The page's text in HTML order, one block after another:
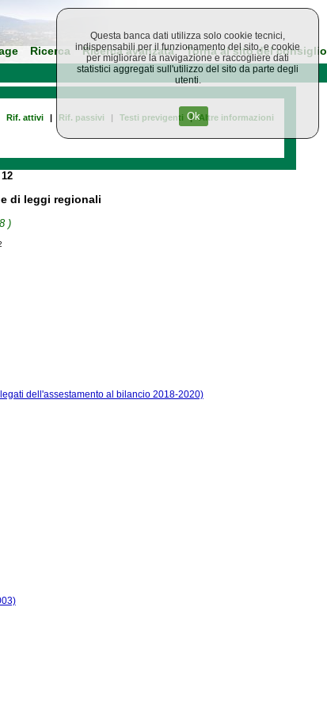
Ricerca Ricerca avanzata Torna al sito del consiglio
Rif. attivi | Rif. passivi | Testi previgenti | Altre informazioni
di leggi regionali
)
dell'assestamento al bilancio 2018-2020)
Questa banca dati utilizza solo cookie tecnici,
indispensabili per il funzionamento del sito, e cookie
per migliorare la navigazione e raccogliere dati
statistici aggregati sull'utilizzo del sito da parte degli
utenti.
Ok